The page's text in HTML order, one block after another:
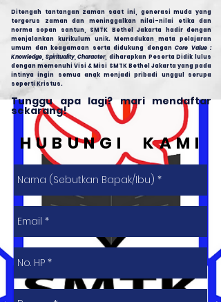
Ditengah tantangan zaman saat ini, generasi muda yang
tergerus zaman dan meninggalkan nilai-nilai etika dan
norma sopan santun, SMTK Bethel Jakarta hadir dengan
menjalankan kurikulum unik. Memadukan mata pelajaran
umum dan keagamaan serta didukung dengan Core Value :
Knowledge, Spirituality, Character, diharapkan Peserta Didik lulus
dengan memenuhi Visi & Misi SMTK Bethel Jakarta yang pada
intinya ingin semua anak menjadi pribadi unggul serupa
seperti Kristus.
Tunggu apa lagi? mari mendaftar
sekarang!
H U B U N G I K A M I